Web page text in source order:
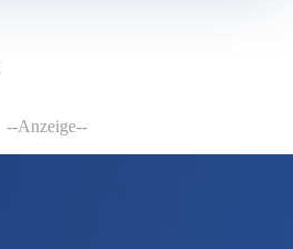
--Anzeige--